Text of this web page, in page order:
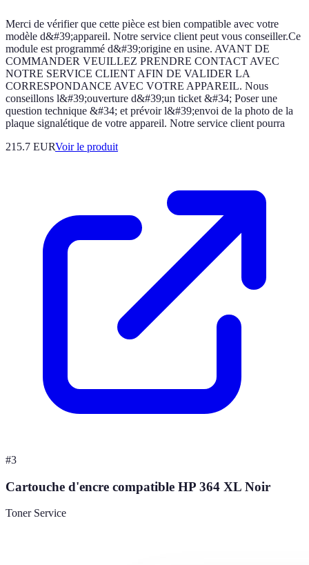
Merci de vérifier que cette pièce est bien compatible avec votre
modèle d&#39;appareil. Notre service client peut vous conseiller.Ce
module est programmé d&#39;origine en usine. AVANT DE
COMMANDER VEUILLEZ PRENDRE CONTACT AVEC
NOTRE SERVICE CLIENT AFIN DE VALIDER LA
CORRESPONDANCE AVEC VOTRE APPAREIL. Nous
conseillons l&#39;ouverture d&#39;un ticket &#34; Poser une
question technique &#34; et prévoir l&#39;envoi de la photo de la
plaque signalétique de votre appareil. Notre service client pourra
215.7 EURVoir le produit
#3
Cartouche d'encre compatible HP 364 XL Noir
Toner Service